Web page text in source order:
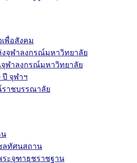
พื่อสังคม
จุฬาลงกรณ์มหาวิทยาลัย
ฬาลงกรณ์มหาวิทยาลัย
ปี จุฬาฯ
าชบรรณาลัย
น
ทัศนสถาน
ะจุฑาธุชราชฐาน